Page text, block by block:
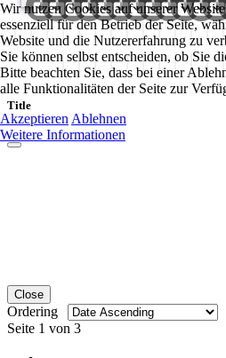
Title
Close
Ordering
Seite 1 von 3
Wir nutzen Cookies auf unserer
essenziell für den Betrieb der Seite,
Website und die Nutzererfahrung zu
Sie können selbst entscheiden, ob Sie
Bitte beachten Sie, dass bei einer
alle Funktionalitäten der Seite zur
Akzeptieren Ablehnen
Weitere Informationen